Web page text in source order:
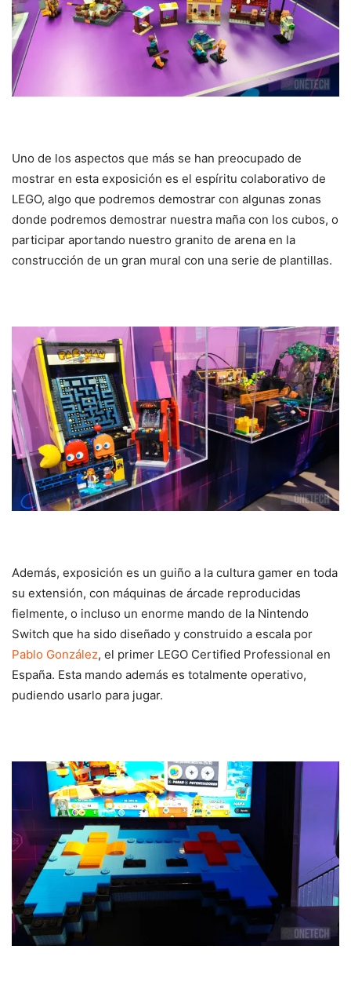
Uno de los aspectos que más se han preocupado de
mostrar en esta exposición es el espíritu colaborativo de
LEGO, algo que podremos demostrar con algunas zonas
donde podremos demostrar nuestra maña con los cubos, o
participar aportando nuestro granito de arena en la
construcción de un gran mural con una serie de plantillas.
Además, exposición es un guiño a la cultura gamer en toda
su extensión, con máquinas de árcade reproducidas
fielmente, o incluso un enorme mando de la Nintendo
Switch que ha sido diseñado y construido a escala por
Pablo González, el primer LEGO Certified Professional en
España. Esta mando además es totalmente operativo,
pudiendo usarlo para jugar.